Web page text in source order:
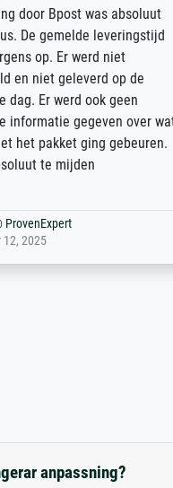
Qualität des Leinwanddrucks
Unser Bild wurde
und sicher verpackt, so
bei uns ankam. Es
unser letzter Meisterdruck
Dank!
ProvenExpert
anpassning?